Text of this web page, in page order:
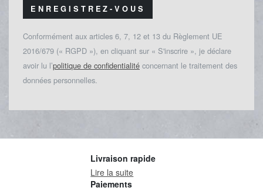
ENREGISTREZ-VOUS
Conformément aux articles 6, 7, 12 et 13 du Règlement UE
2016/679 (« RGPD »), en cliquant sur « S'inscrire », je déclare
avoir lu l’politique de confidentialité concernant le traitement des
données personnelles.
Livraison rapide
Lire la suite
Paiements